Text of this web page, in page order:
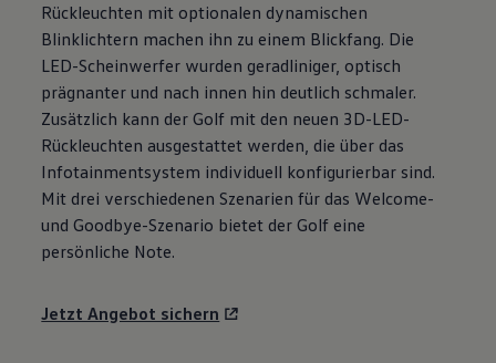
Motorenöl und Flüssigkeiten
Räder und Reifen
Pannen- und Unfallhilfe
Economy Service
Volkswagen Teile
Zubehör
Modellspezifisches Zubehör
Schutz und Pflege
Transport
Entertainment und Elektronik
Individualisieren
Wallbox und Ladekabel
Digitale Extras
Handy und Fahrzeug verbinden
Rückleuchten mit optionalen dynamischen
Blinklichtern machen ihn zu einem Blickfang. Die
LED-Scheinwerfer wurden geradliniger, optisch
prägnanter und nach innen hin deutlich schmaler.
Zusätzlich kann der Golf mit den neuen 3D-LED-
Rückleuchten ausgestattet werden, die über das
Infotainmentsystem individuell konfigurierbar sind.
Mit drei verschiedenen Szenarien für das Welcome-
und Goodbye-Szenario bietet der Golf eine
persönliche Note.
Jetzt Angebot sichern